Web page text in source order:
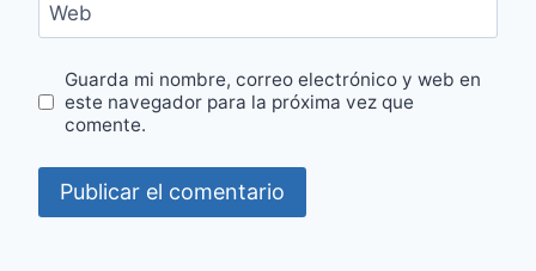
Web
Guarda mi nombre, correo electrónico y web en
este navegador para la próxima vez que
comente.